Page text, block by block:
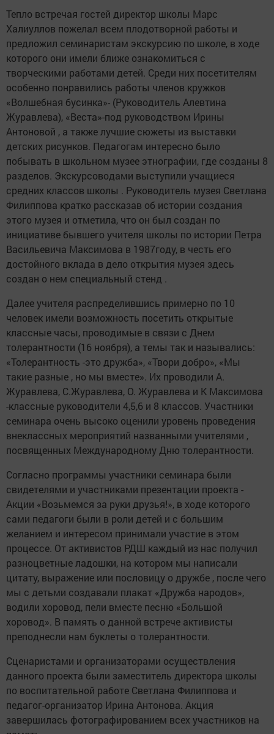
Тепло встречая гостей директор школы Марс
Халиуллов пожелал всем плодотворной работы и
предложил семинаристам экскурсию по школе, в ходе
которого они имели ближе ознакомиться с
творческими работами детей. Среди них посетителям
особенно понравились работы членов кружков
«Волшебная бусинка»- (Руководитель Алевтина
Журавлева), «Веста»-под руководством Ирины
Антоновой , а также лучшие сюжеты из выставки
детских рисунков. Педагогам интересно было
побывать в школьном музее этнографии, где созданы 8
разделов. Экскурсоводами выступили учащиеся
средних классов школы . Руководитель музея Светлана
Филиппова кратко рассказав об истории создания
этого музея и отметила, что он был создан по
инициативе бывшего учителя школы по истории Петра
Васильевича Максимова в 1987году, в честь его
достойного вклада в дело открытия музея здесь
создан о нем специальный стенд .
Далее учителя распределившись примерно по 10
человек имели возможность посетить открытые
классные часы, проводимые в связи с Днем
толерантности (16 ноября), а темы так и назывались:
«Толерантность -это дружба», «Твори добро», «Мы
такие разные , но мы вместе». Их проводили А.
Журавлева, С.Журавлева, О. Журавлева и К Максимова
-классные руководители 4,5,6 и 8 классов. Участники
семинара очень высоко оценили уровень проведения
внеклассных мероприятий названными учителями ,
посвященных Международному Дню толерантности.
Согласно программы участники семинара были
свидетелями и участниками презентации проекта -
Акции «Возьмемся за руки друзья!», в ходе которого
сами педагоги были в роли детей и с большим
желанием и интересом принимали участие в этом
процессе. От активистов РДШ каждый из нас получил
разноцветные ладошки, на котором мы написали
цитату, выражение или пословицу о дружбе , после чего
мы с детьми создавали плакат «Дружба народов»,
водили хоровод, пели вместе песню «Большой
хоровод». В память о данной встрече активисты
преподнесли нам буклеты о толерантности.
Сценаристами и организаторами осуществления
данного проекта были заместитель директора школы
по воспитательной работе Светлана Филиппова и
педагог-организатор Ирина Антонова. Акция
завершилась фотографированием всех участников на